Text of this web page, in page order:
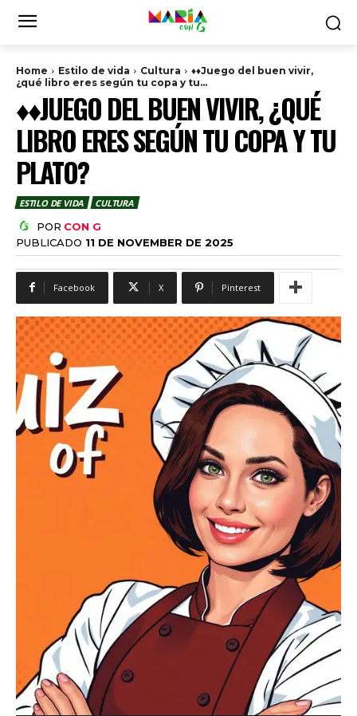
Home Estilo de vida Cultura
♦♦Juego del buen vivir,
¿qué libro eres según tu copa y tu...
♦♦JUEGO DEL BUEN VIVIR, ¿QUÉ
LIBRO ERES SEGÚN TU COPA Y TU
PLATO?
ESTILO DE VIDA CULTURA
POR CON G
PUBLICADO 11 DE NOVEMBER DE 2025
Facebook X Pinterest